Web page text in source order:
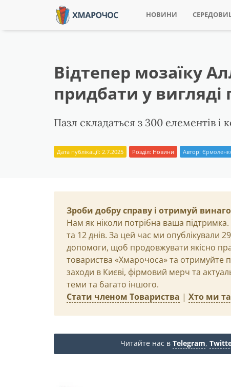
НОВИНИ
Відтепер мозаїку
придбати у вигляді
Пазл складаться з 300 елементів
Дата публікації: 2.7.2025 Розділ: Новини Автор:
Зроби добру справу і отримуй
Нам як ніколи потрібна ваша
та 12 днів. За цей час ми опублікували
допомоги, щоб продовжувати якісно
товариства «Хмарочоса» та отримуйте
заходи в Києві, фірмовий мерч та
теми та багато іншого.
Стати членом Товариства | Хто ми
Читайте нас в Telegram,